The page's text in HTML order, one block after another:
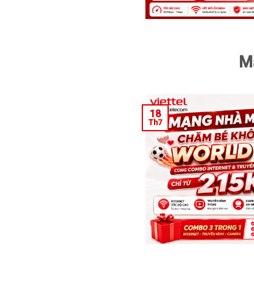
18
Th7